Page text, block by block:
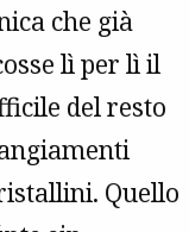
che già
lì per lì il
del resto
Quello